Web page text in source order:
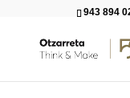
943 894